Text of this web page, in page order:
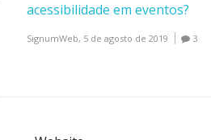
acessibilidade em eventos?
SignumWeb, 5 de agosto de 2019 3